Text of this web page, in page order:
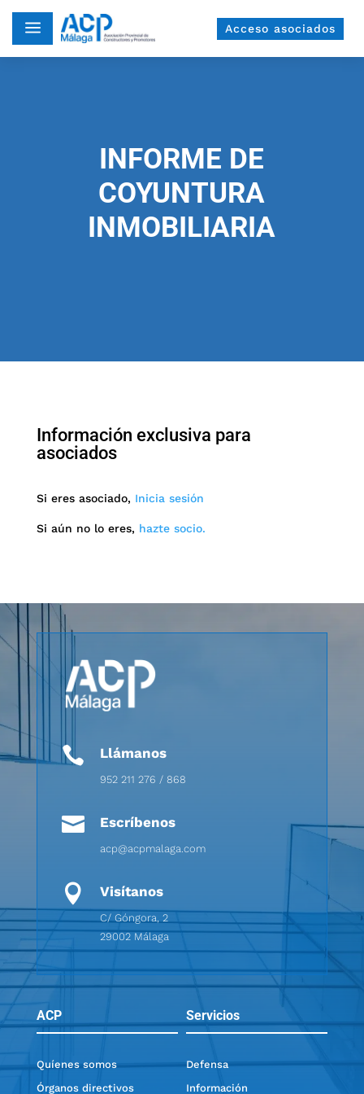
a Acceso asociados
INFORME DE
COYUNTURA
INMOBILIARIA
Información exclusiva para
asociados
Si eres asociado, Inicia sesión
Si aún no lo eres, hazte socio.
 Llámanos
952 211 276 / 868
 Escríbenos
acp@acpmalaga.com
 Visítanos
C/ Góngora, 2
29002 Málaga
ACP Servicios
Quíenes somos
Órganos directivos
Defensa
Información